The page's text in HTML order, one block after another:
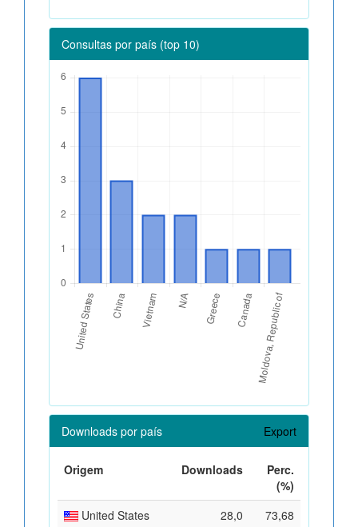
Consultas por país (top 10)
Downloads por país Export
Origem Downloads
Perc.
(%)
United States
28,0
73,68